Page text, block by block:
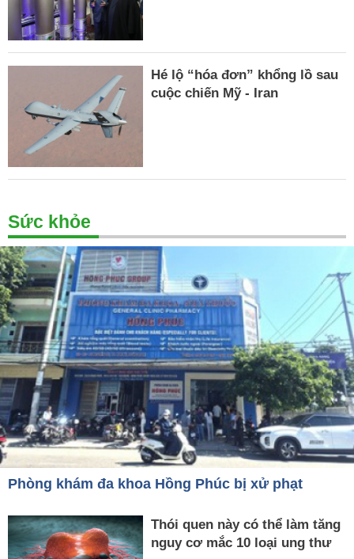
Hé lộ “hóa đơn” khổng lồ sau
cuộc chiến Mỹ - Iran
Sức khỏe
Phòng khám đa khoa Hồng Phúc bị xử phạt
Thói quen này có thể làm tăng
nguy cơ mắc 10 loại ung thư